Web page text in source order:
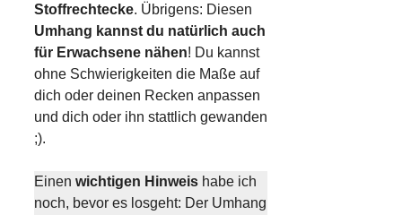
Stoffrechtecke. Übrigens: Diesen
Umhang kannst du natürlich auch
für Erwachsene nähen! Du kannst
ohne Schwierigkeiten die Maße auf
dich oder deinen Recken anpassen
und dich oder ihn stattlich gewanden
;).
Einen wichtigen Hinweis habe ich
noch, bevor es losgeht: Der Umhang